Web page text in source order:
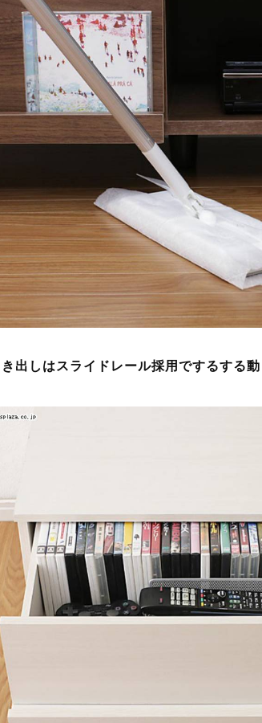
出しはスライドレール採用でするする